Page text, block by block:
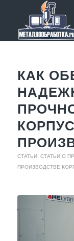
КАК
СТАТЬИ, СТАТЬИ О
ПРОИЗВОДСТВЕ